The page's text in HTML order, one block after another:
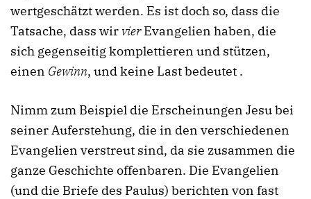
wertgeschätzt werden. Es ist doch so, dass die
Tatsache, dass wirvierEvangelien haben, die
sich gegenseitig komplettieren und stützen,
einen Gewinn, und keine Last bedeutet .
Nimm zum Beispiel die Erscheinungen Jesu bei
seiner Auferstehung, die in den verschiedenen
Evangelien verstreut sind, da sie zusammen die
ganze Geschichte offenbaren. Die Evangelien
(und die Briefe des Paulus) berichten von fast